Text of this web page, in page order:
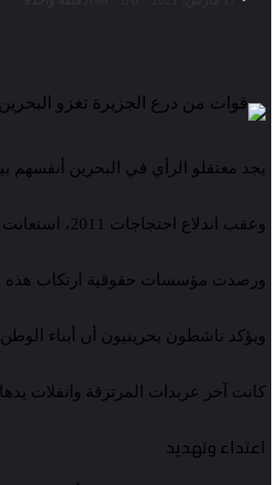
يجد معتقلو الرأي في البحرين أنفسهم
وعقب اندلاع احتجاجات 2011، استعانت سلطات البحرين بعناصر من المرتزقة، معظمهم من باكستان والأردن، لسحق المحتجين السلميين.
ورصدت مؤسسات حقوقية ارتكاب هذه
ويؤكد ناشطون بحرينيون أن أبناء
كانت آخر عربدات المرتزقة وانفلات
اعتداء وتهديد